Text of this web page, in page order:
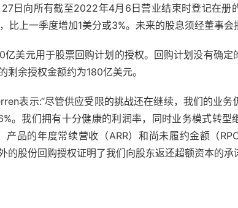
日向所有截至2022年4月6日营业结束时登记在册
比上一季度增加1美分或3%。未来的股息须经董事会
亿美元用于股票回购计划的授权。回购计划没有确定
剩余授权金额约为180亿美元。
表示:“尽管供应受限的挑战还在继续，我们的业务
。我们拥有十分健康的利润率，同时业务模式转型
产品的年度常续营收（ARR）和尚未履约金额（
的股份回购授权证明了我们向股东返还超额资本的